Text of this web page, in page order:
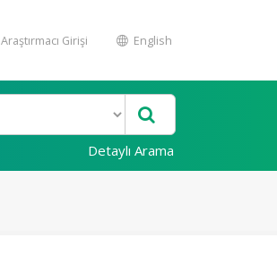
Araştırmacı Girişi English
Detaylı Arama